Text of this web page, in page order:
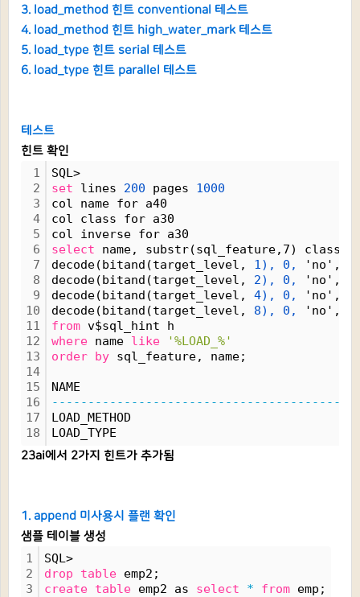
3. load_method 힌트 conventional 테스트
4. load_method 힌트 high_water_mark 테스트
5. load_type 힌트 serial 테스트
6. load_type 힌트 parallel 테스트
테스트
힌트 확인
1
2
3
4
5
6
7
8
9
10
11
12
13
14
15
16
17
18
SQL>
set lines 200 pages 1000
col name for a40
col class for a30
col inverse for a30
select name, substr(sql_feature,7)
decode(bitand(target_level, 1), 0,
'no',
decode(bitand(target_level, 2), 0,
'no',
decode(bitand(target_level, 4), 0,
'no',
decode(bitand(target_level, 8), 0,
'no',
from v$sql_hint h
where name like
'%LOAD_%'
order by sql_feature, name;
NAME
----------------------------------------
LOAD_METHOD
LOAD_TYPE
23ai에서 2가지 힌트가 추가됨
1. append 미사용시 플랜 확인
샘플 테이블 생성
1
2
3
SQL>
drop
table emp2;
create table emp2 as select * from emp;